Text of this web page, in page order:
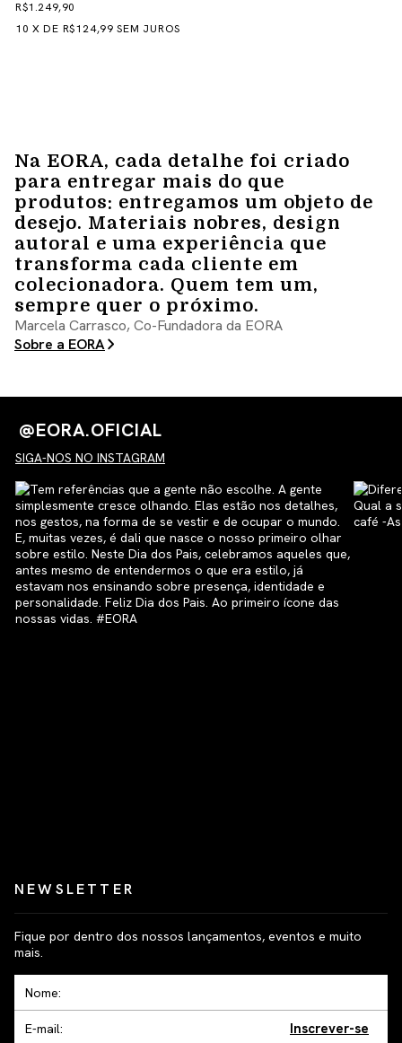
R$1.249,90
10 XDE R$124,99 SEM JUROS
Na EORA, cada detalhe foi criado
para entregar mais do que
produtos: entregamos um objeto de
desejo. Materiais nobres, design
autoral e uma experiência que
transforma cada cliente em
colecionadora. Quem tem um,
sempre quer o próximo.
Marcela Carrasco, Co-Fundadora da EORA
Sobre a EORA
@EORA.OFICIAL
SIGA-NOS NO INSTAGRAM
NEWSLETTER
Fique por dentro dos nossos lançamentos, eventos e muito
mais.
Inscrever-se